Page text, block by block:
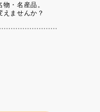
・名産品。
えませんか？